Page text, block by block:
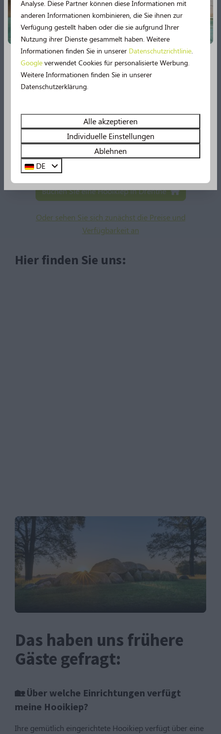
den schönsten Aktivitäten zur Verfügung.
Entdecken Sie die waldreiche Umgebung
Erkunden Sie die Urwälder und Heideflächen des
Mountainbike auf unserem Campingplatz und
entdecken Sie diese einzigartige Landschaft. Hier
können Sie auch endlose Wanderungen
unternehmen.
Buchen Sie eine Hooikiep in Drenthe
Oder sehen Sie sich zunächst die Preise und
Verfügbarkeit an
Hier finden Sie uns:
Das haben uns frühere
Gäste gefragt:
🏡 Über welche Einrichtungen verfügt
meine Hooikiep?
Ihre gemütlich eingerichtete Hooikiep verfügt über eine
Neu im Jahr 2026!
Erleben Sie unter anderem noch mehr Wasserspaß im
Schwimmbad, denn es gibt bald eine49 m lange
Wasserrutscheund ein Planschbecken!
Sehen Sie sich hier alle Neuerungen an!
Analyse. Diese Partner können diese Informationen mit
anderen Informationen kombinieren, die Sie ihnen zur
Verfügung gestellt haben oder die sie aufgrund Ihrer
Nutzung ihrer Dienste gesammelt haben. Weitere
Informationen finden Sie in unserer Datenschutzrichtlinie.
Google verwendet Cookies für personalisierte Werbung.
Weitere Informationen finden Sie in unserer
Datenschutzerklärung.
Alle akzeptieren
Individuelle Einstellungen
Ablehnen
DE